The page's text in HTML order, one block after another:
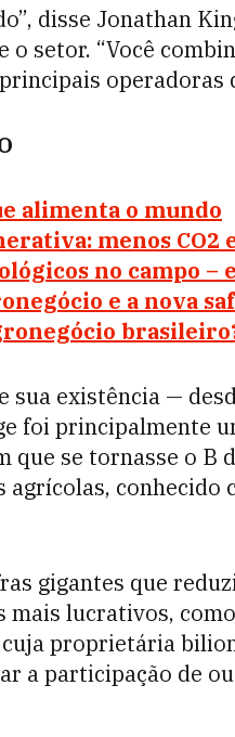
disse Jonathan
setor. “Você
operadoras
alimenta o mundo
menos CO2
no campo –
e a nova
sua existência —
foi principalmente
que se tornasse o B
conhecido
gigantes que
mais lucrativos,
proprietária
a participação de